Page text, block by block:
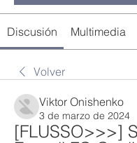
Discusión Multimedia
Volver
Viktor Onishenko
3 de marzo de 2024
[FLUSSO>>>]